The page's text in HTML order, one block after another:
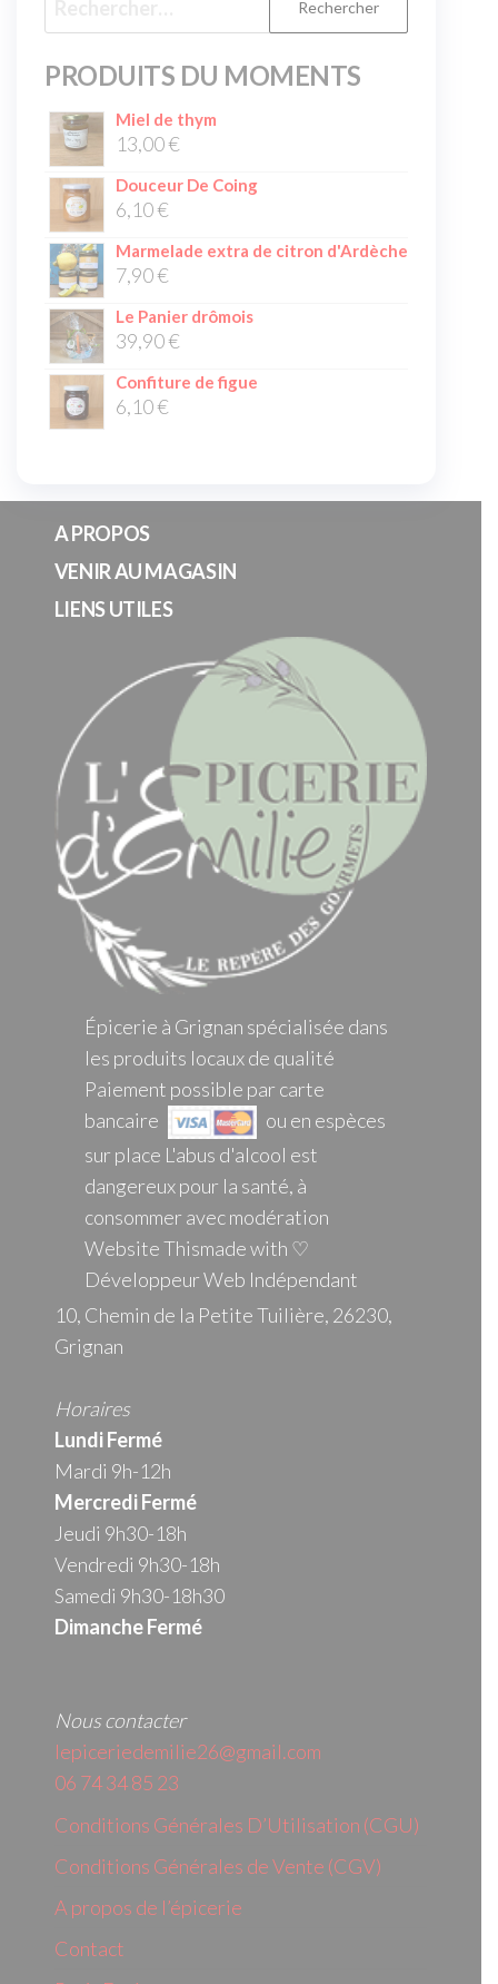
PRODUITS DU MOMENTS
Miel de thym
13,00€
Douceur De Coing
6,10€
Marmelade extra de citron d'Ardèche
7,90€
Le Panier drômois
39,90€
Confiture de figue
6,10€
A PROPOS
VENIR AU MAGASIN
LIENS UTILES
Épicerie à Grignan spécialisée dans
les produits locaux de qualité
Paiement possible par carte
bancaire
ou en espèces
sur place L'abus d'alcool est
dangereux pour la santé, à
consommer avec modération
Website Thismade with ♡
Développeur Web Indépendant
10, Chemin de la Petite Tuilière, 26230,
Grignan
Horaires
Lundi Fermé
Mardi 9h-12h
MercrediFermé
Jeudi 9h30-18h
Vendredi 9h30-18h
Samedi 9h30-18h30
Dimanche Fermé
Nous contacter
lepiceriedemilie26@gmail.com
06 74 34 85 23
Conditions Générales D’Utilisation (CGU)
Conditions Générales de Vente (CGV)
A propos de l’épicerie
Contact